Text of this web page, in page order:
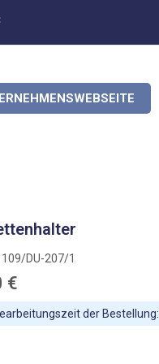
DU-207/1
€
der Bestellung: